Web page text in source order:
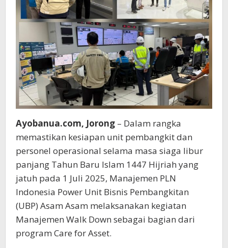
Ayobanua.com, Jorong – Dalam rangka
memastikan kesiapan unit pembangkit dan
personel operasional selama masa siaga libur
panjang Tahun Baru Islam 1447 Hijriah yang
jatuh pada 1 Juli 2025, Manajemen PLN
Indonesia Power Unit Bisnis Pembangkitan
(UBP) Asam Asam melaksanakan kegiatan
Manajemen Walk Down sebagai bagian dari
program Care for Asset.